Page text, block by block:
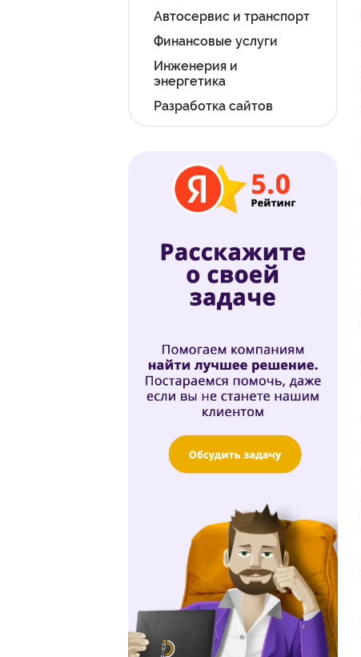
Автосервис и транспорт
Финансовые услуги
Инженерия и
энергетика
Разработка сайтов